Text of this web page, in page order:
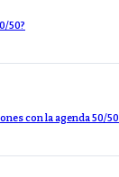
50?
con la agenda 50/50